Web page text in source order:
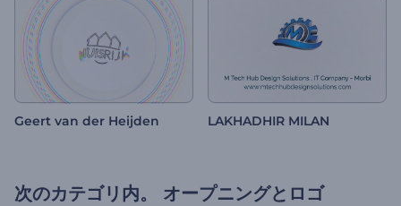
Geert van der Heijden LAKHADHIR MILAN
次のカテゴリ内。 オープニングとロゴ